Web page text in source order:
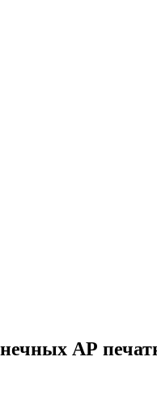
АР